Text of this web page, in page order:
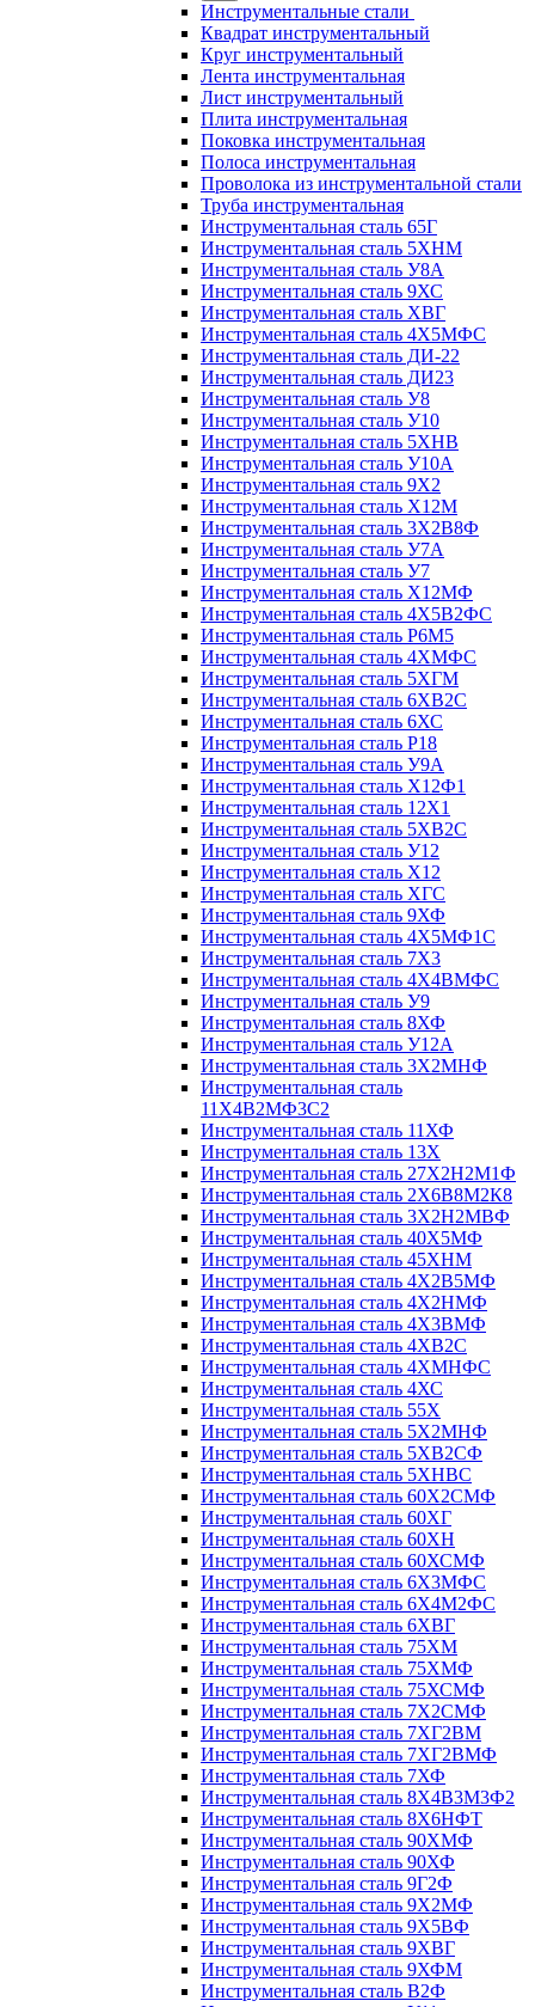
Инструментальные стали
Квадрат инструментальный
Круг инструментальный
Лента инструментальная
Лист инструментальный
Плита инструментальная
Поковка инструментальная
Полоса инструментальная
Проволока из инструментальной стали
Труба инструментальная
Инструментальная сталь 65Г
Инструментальная сталь 5ХНМ
Инструментальная сталь У8А
Инструментальная сталь 9ХС
Инструментальная сталь ХВГ
Инструментальная сталь 4Х5МФС
Инструментальная сталь ДИ-22
Инструментальная сталь ДИ23
Инструментальная сталь У8
Инструментальная сталь У10
Инструментальная сталь 5ХНВ
Инструментальная сталь У10А
Инструментальная сталь 9Х2
Инструментальная сталь Х12М
Инструментальная сталь 3Х2В8Ф
Инструментальная сталь У7А
Инструментальная сталь У7
Инструментальная сталь Х12МФ
Инструментальная сталь 4Х5В2ФС
Инструментальная сталь Р6М5
Инструментальная сталь 4ХМФС
Инструментальная сталь 5ХГМ
Инструментальная сталь 6ХВ2С
Инструментальная сталь 6ХС
Инструментальная сталь Р18
Инструментальная сталь У9А
Инструментальная сталь Х12Ф1
Инструментальная сталь 12Х1
Инструментальная сталь 5ХВ2С
Инструментальная сталь У12
Инструментальная сталь Х12
Инструментальная сталь ХГС
Инструментальная сталь 9ХФ
Инструментальная сталь 4Х5МФ1С
Инструментальная сталь 7Х3
Инструментальная сталь 4Х4ВМФС
Инструментальная сталь У9
Инструментальная сталь 8ХФ
Инструментальная сталь У12А
Инструментальная сталь 3Х2МНФ
Инструментальная сталь
11Х4В2МФ3С2
Инструментальная сталь 11ХФ
Инструментальная сталь 13Х
Инструментальная сталь 27Х2Н2М1Ф
Инструментальная сталь 2Х6В8М2К8
Инструментальная сталь 3Х2Н2МВФ
Инструментальная сталь 40Х5МФ
Инструментальная сталь 45ХНМ
Инструментальная сталь 4Х2В5МФ
Инструментальная сталь 4Х2НМФ
Инструментальная сталь 4Х3ВМФ
Инструментальная сталь 4ХВ2С
Инструментальная сталь 4ХМНФС
Инструментальная сталь 4ХС
Инструментальная сталь 55Х
Инструментальная сталь 5Х2МНФ
Инструментальная сталь 5ХВ2СФ
Инструментальная сталь 5ХНВС
Инструментальная сталь 60Х2СМФ
Инструментальная сталь 60ХГ
Инструментальная сталь 60ХН
Инструментальная сталь 60ХСМФ
Инструментальная сталь 6Х3МФС
Инструментальная сталь 6Х4М2ФС
Инструментальная сталь 6ХВГ
Инструментальная сталь 75ХМ
Инструментальная сталь 75ХМФ
Инструментальная сталь 75ХСМФ
Инструментальная сталь 7Х2СМФ
Инструментальная сталь 7ХГ2ВМ
Инструментальная сталь 7ХГ2ВМФ
Инструментальная сталь 7ХФ
Инструментальная сталь 8Х4В3М3Ф2
Инструментальная сталь 8Х6НФТ
Инструментальная сталь 90ХМФ
Инструментальная сталь 90ХФ
Инструментальная сталь 9Г2Ф
Инструментальная сталь 9Х2МФ
Инструментальная сталь 9Х5ВФ
Инструментальная сталь 9ХВГ
Инструментальная сталь 9ХФМ
Инструментальная сталь В2Ф